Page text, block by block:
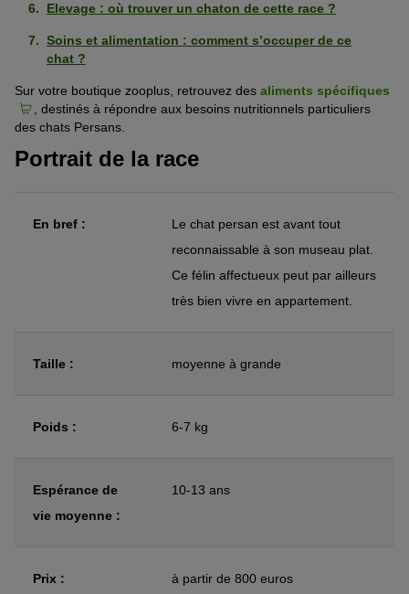
Elevage : où trouver un chaton de cette race ?
Soins et alimentation : comment s’occuper de ce
chat ?
Sur votre boutique zooplus, retrouvez des aliments spécifiques
, destinés à répondre aux besoins nutritionnels particuliers
des chats Persans.
Portrait de la race
En bref :
Le chat persan est avant tout
reconnaissable à son museau plat.
Ce félin affectueux peut par ailleurs
très bien vivre en appartement.
Taille : moyenne à grande
Poids : 6-7 kg
Espérance de
vie moyenne :
10-13 ans
Prix : à partir de 800 euros